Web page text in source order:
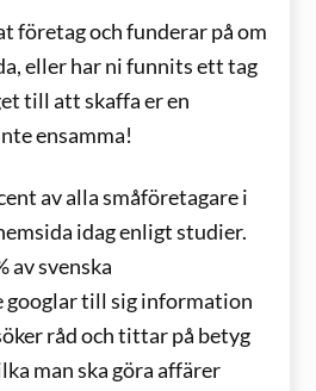
företag och funderar på om
eller har ni funnits ett tag
till att skaffa er en
ensamma!
av alla småföretagare i
idag enligt studier.
av svenska
googlar till sig information
råd och tittar på betyg
man ska göra affärer